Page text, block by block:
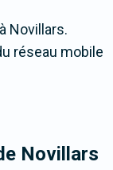
Novillars.
réseau mobile
Novillars